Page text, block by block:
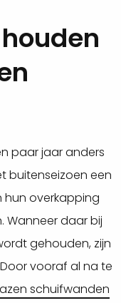
paar jaar anders
buitenseizoen een
hun overkapping
Wanneer daar bij
gehouden, zijn
vooraf al na te
schuifwanden